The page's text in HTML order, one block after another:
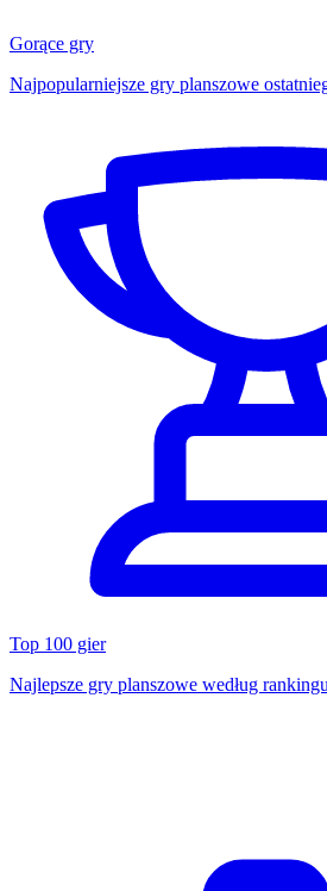
Gorące gry
Najpopularniejsze gry planszowe
Top 100 gier
Najlepsze gry planszowe według